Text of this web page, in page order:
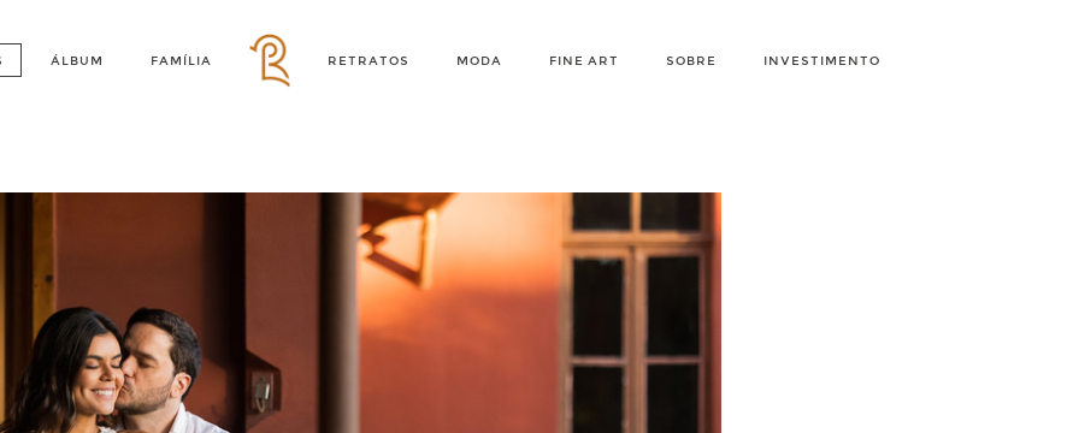
ÁLBUM FAMÍLIA RETRATOS MODA FINE ART SOBRE INVESTIMENTO
e Bruno | Fazenda Dona Catarina